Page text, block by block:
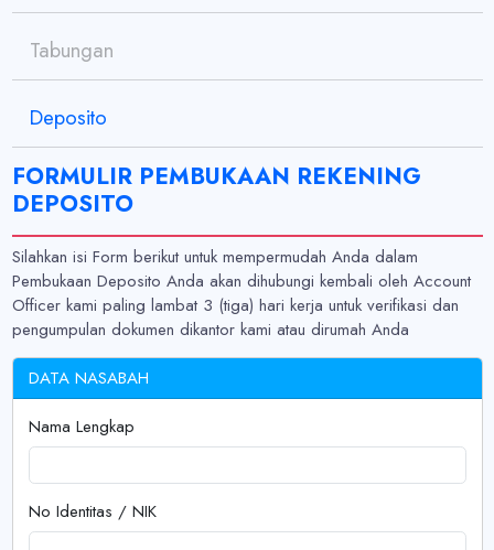
Tabungan
Deposito
FORMULIR PEMBUKAAN REKENING
DEPOSITO
Silahkan isi Form berikut untuk mempermudah Anda dalam
Pembukaan Deposito Anda akan dihubungi kembali oleh Account
Officer kami paling lambat 3 (tiga) hari kerja untuk verifikasi dan
pengumpulan dokumen dikantor kami atau dirumah Anda
DATA NASABAH
Nama Lengkap
No Identitas / NIK